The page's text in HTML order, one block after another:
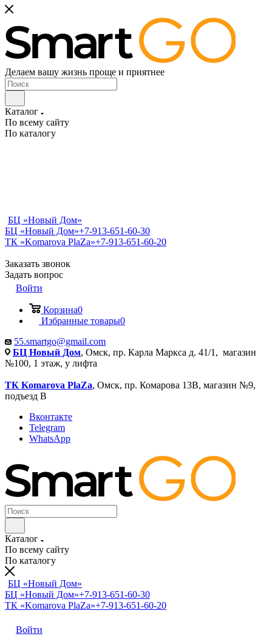
Делаем вашу жизнь проще и приятнее
Каталог
По всему сайту
По каталогу
БЦ «Новый Дом»
БЦ «Новый Дом»+7-913-651-60-30
ТК «Komarova PlaZa»+7-913-651-60-20
Заказать звонок
Задать вопрос
Войти
Корзина0
Избранные товары0
55.smartgo@gmail.com
БЦ Новый Дом, Омск, пр. Карла Маркса д. 41/1, магазин
№100, 1 этаж, у лифта
ТК Komarova PlaZa, Омск, пр. Комарова 13В, магазин №9,
подъезд В
Вконтакте
Telegram
WhatsApp
Каталог
По всему сайту
По каталогу
БЦ «Новый Дом»
БЦ «Новый Дом»+7-913-651-60-30
ТК «Komarova PlaZa»+7-913-651-60-20
Войти